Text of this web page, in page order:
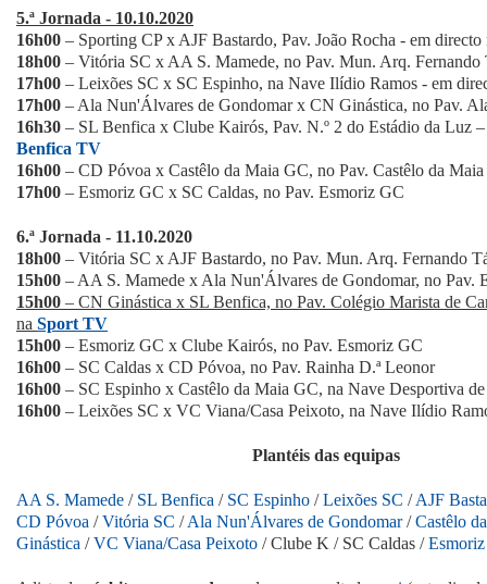
5.ª Jornada - 10.10.2020
16h00 – Sporting CP x AJF Bastardo, Pav. João Rocha - em
18h00 – Vitória SC x AA S. Mamede, no Pav. Mun. Arq. Fernando
17h00 – Leixões SC x SC Espinho, na Nave Ilídio Ramos - em
17h00 – Ala Nun'Álvares de Gondomar x CN Ginástica, no Pav.
16h30 – SL Benfica x Clube Kairós, Pav. N.º 2 do Estádio da Luz
Benfica TV
16h00 – CD Póvoa x Castêlo da Maia GC, no Pav. Castêlo da
17h00 – Esmoriz GC x SC Caldas, no Pav. Esmoriz GC
6.ª Jornada - 11.10.2020
18h00 – Vitória SC x AJF Bastardo, no Pav. Mun. Arq. Fernando
15h00 – AA S. Mamede x Ala Nun'Álvares de Gondomar, no Pav.
15h00 – CN Ginástica x SL Benfica, no Pav. Colégio Marista de
na Sport TV
15h00 – Esmoriz GC x Clube Kairós, no Pav. Esmoriz GC
16h00 – SC Caldas x CD Póvoa, no Pav. Rainha D.ª Leonor
16h00 – SC Espinho x Castêlo da Maia GC, na Nave Desportiva
16h00 – Leixões SC x VC Viana/Casa Peixoto, na Nave Ilídio
Plantéis das equipas
AA S. Mamede /SL Benfica / SC Espinho /Leixões SC /AJF
CD Póvoa /Vitória SC /Ala Nun'Álvares de Gondomar/Castêlo
Ginástica /VC Viana/Casa Peixoto / Clube K / SC Caldas /